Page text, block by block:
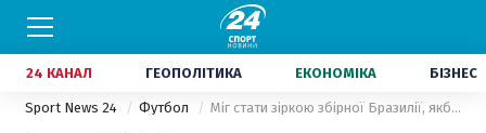
24 КАНАЛ ГЕОПОЛІТИКА ЕКОНОМІКА БІЗНЕС
Sport News 24 Футбол Міг стати зіркою збірної Бразилії, якби не гулянки: Маркевич назвав найскладнішого футболіста